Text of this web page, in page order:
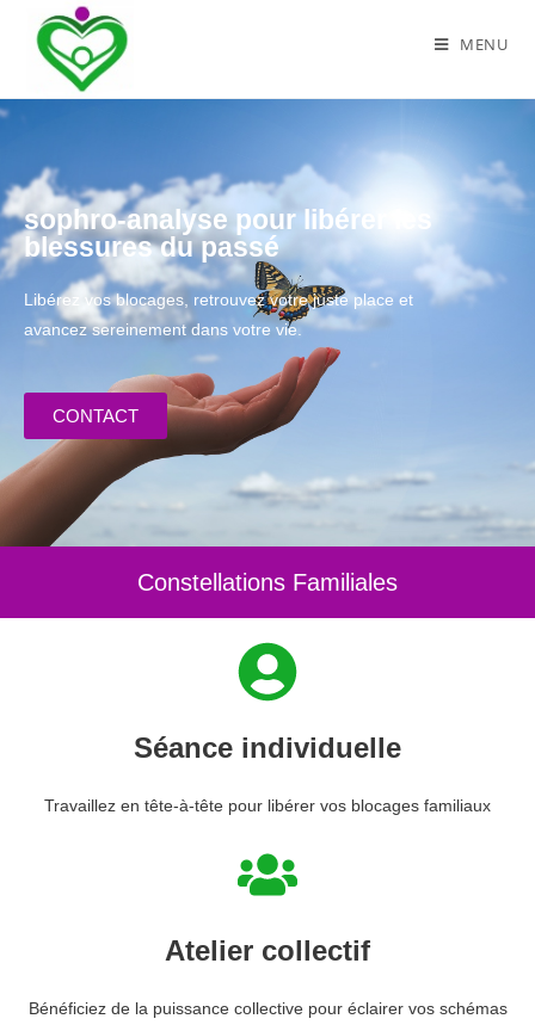
MENU
sophro-analyse pour libérer les
blessures du passé
Libérez vos blocages, retrouvez votre juste place et
avancez sereinement dans votre vie.
CONTACT
Constellations Familiales
Séance individuelle
Travaillez en tête-à-tête pour libérer vos blocages familiaux
Atelier collectif
Bénéficiez de la puissance collective pour éclairer vos schémas